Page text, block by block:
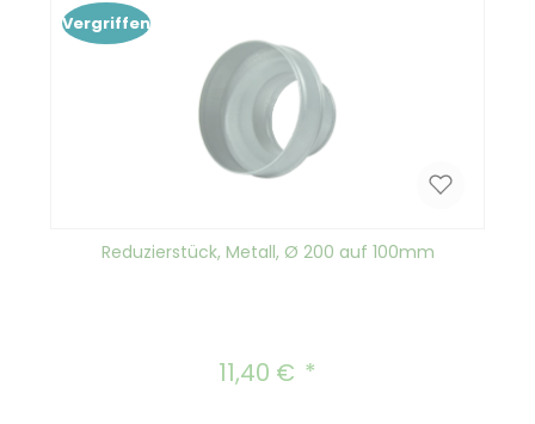
Vergriffen
Reduzierstück, Metall, Ø 200 auf 100mm
Regulärer Preis:
11,40 €